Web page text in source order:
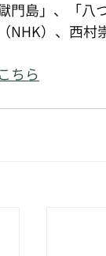
門島」、「八
NHK）、西
ちら